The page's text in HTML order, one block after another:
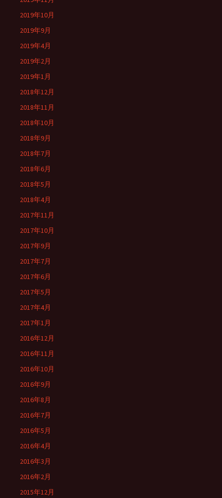
2019年10月
2019年9月
2019年4月
2019年2月
2019年1月
2018年12月
2018年11月
2018年10月
2018年9月
2018年7月
2018年6月
2018年5月
2018年4月
2017年11月
2017年10月
2017年9月
2017年7月
2017年6月
2017年5月
2017年4月
2017年1月
2016年12月
2016年11月
2016年10月
2016年9月
2016年8月
2016年7月
2016年5月
2016年4月
2016年3月
2016年2月
2015年12月